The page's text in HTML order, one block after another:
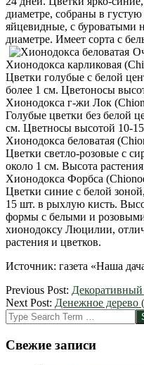
диаметре, собраны в
яйцевидные, с буроватыми
диаметре. Имеет сорта с
Хионодокса карликовая
Цветки голубые с белой
более 1 см. Цветоносы
Хионодокса г-жи Лок
Голубые цветки без белой
см. Цветносы высотой 10-
Хионодокса беловатая
Цветки светло-розовые с
около 1 см. Высота
Хионодокса Форбса
Цветки синие с белой
15 шт. в рыхлую кисть.
формы с белыми и
хионодоксу Люцилии,
растения и цветков.
Источник: газета «Наша
2012-
10-
15
Previous Post:
Next Post: Денежное дерево
Search
Свежие записи